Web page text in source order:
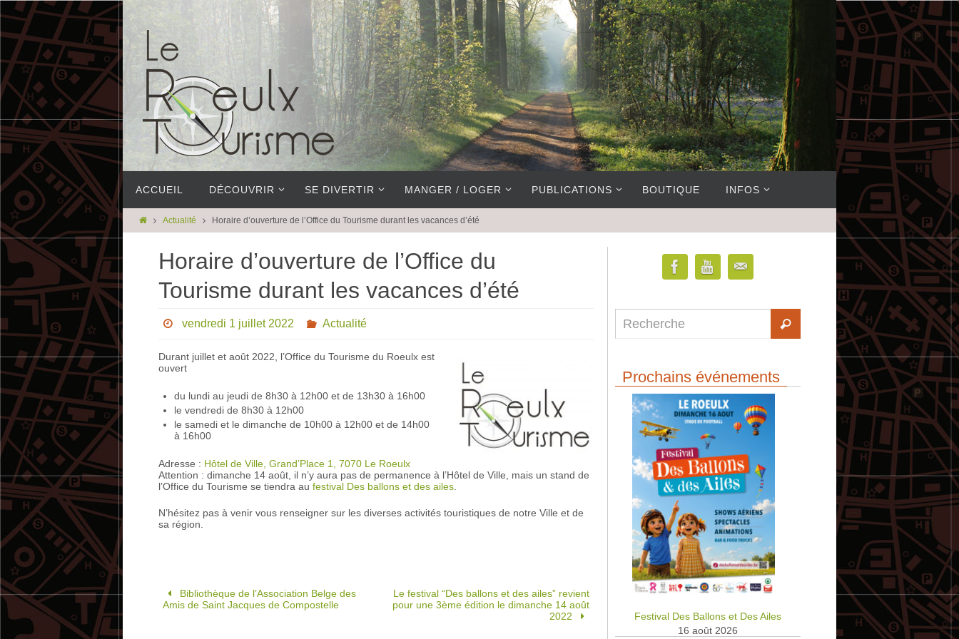
ACCUEIL DÉCOUVRIR SE DIVERTIR MANGER / LOGER PUBLICATIONS BOUTIQUE INFOS
Actualité Horaire d’ouverture de l’Office du Tourisme durant les vacances d’été
Horaire d’ouverture de l’Office du
Tourisme durant les vacances d’été
vendredi 1 juillet 2022 Actualité
Durant juillet et août 2022, l’Office du Tourisme du Roeulx est
ouvert
du lundi au jeudi de 8h30 à 12h00 et de 13h30 à 16h00
le vendredi de 8h30 à 12h00
le samedi et le dimanche de 10h00 à 12h00 et de 14h00
à 16h00
Adresse : Hôtel de Ville, Grand’Place 1, 7070 Le Roeulx
Attention : dimanche 14 août, il n’y aura pas de permanence à l’Hôtel de Ville, mais un stand de
l’Office du Tourisme se tiendra au festival Des ballons et des ailes
N’hésitez pas à venir vous renseigner sur les diverses activités touristiques de notre Ville et de
sa région.
Bibliothèque de l’Association Belge des
Amis de Saint Jacques de Compostelle
Le festival “Des ballons et des ailes” revient
pour une 3ème édition le dimanche 14 août
2022
Prochains événements
Festival Des Ballons et Des Ailes
16 août 2026